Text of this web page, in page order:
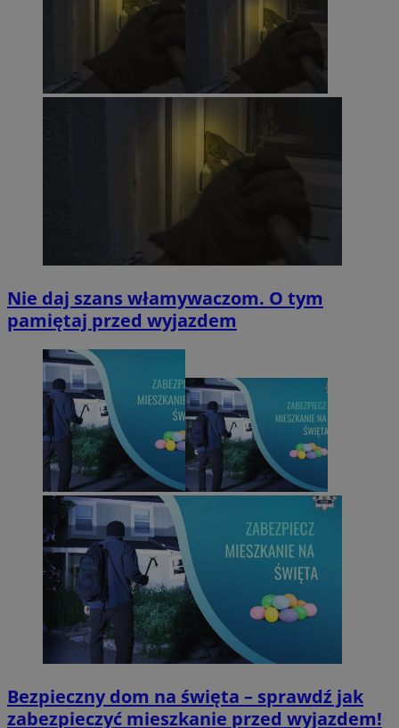
Nie daj szans włamywaczom. O tym
pamiętaj przed wyjazdem
Bezpieczny dom na święta – sprawdź jak
zabezpieczyć mieszkanie przed wyjazdem!